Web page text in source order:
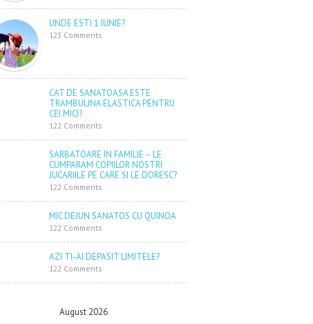
UNDE ESTI 1 IUNIE?
123 Comments
CAT DE SANATOASA ESTE
TRAMBULINA ELASTICA PENTRU
CEI MICI?
122 Comments
SARBATOARE IN FAMILIE – LE
CUMPARAM COPIILOR NOSTRI
JUCARIILE PE CARE SI LE DORESC?
122 Comments
MIC DEJUN SANATOS CU QUINOA
122 Comments
AZI TI-AI DEPASIT LIMITELE?
122 Comments
August 2026